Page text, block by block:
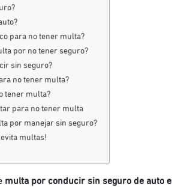
para no tener multa?
por no tener seguro?
sin seguro?
no tener multa?
tener multa?
para no tener multa
por manejar sin seguro?
multas!
multa por conducir sin seguro de auto